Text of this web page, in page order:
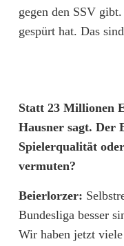
l
ä
t
t
i
e
f
gegen den SSV
gespürt hat. Das
Statt 23 Millionen
Hausner sagt. Der
Spielerqualität
vermuten?
Beierlorzer:
Bundesliga besser
Wir haben jetzt